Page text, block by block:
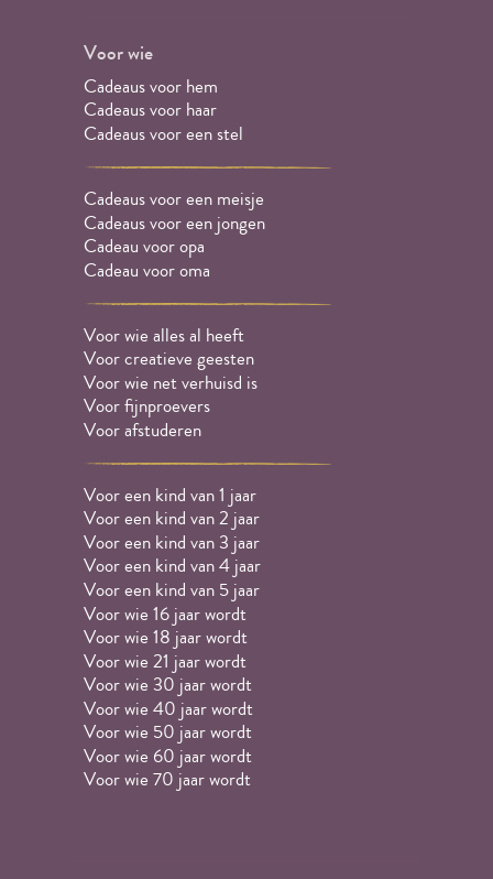
Voor wie
Cadeaus voor hem
Cadeaus voor haar
Cadeaus voor een stel
Cadeaus voor een meisje
Cadeaus voor een jongen
Cadeau voor opa
Cadeau voor oma
Voor wie alles al heeft
Voor creatieve geesten
Voor wie net verhuisd is
Voor fijnproevers
Voor afstuderen
Voor een kind van 1 jaar
Voor een kind van 2 jaar
Voor een kind van 3 jaar
Voor een kind van 4 jaar
Voor een kind van 5 jaar
Voor wie 16 jaar wordt
Voor wie 18 jaar wordt
Voor wie 21 jaar wordt
Voor wie 30 jaar wordt
Voor wie 40 jaar wordt
Voor wie 50 jaar wordt
Voor wie 60 jaar wordt
Voor wie 70 jaar wordt